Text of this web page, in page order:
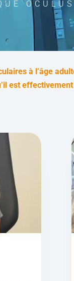
OCULUS
à l’âge
est